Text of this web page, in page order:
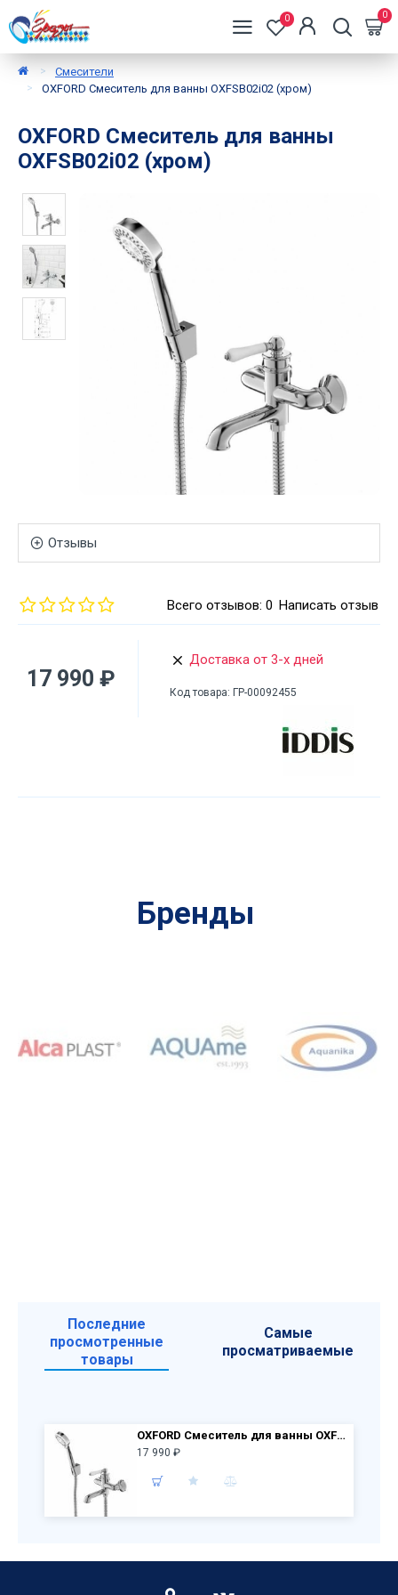
0 0
Смесители
OXFORD Смеситель для ванны OXFSB02i02 (хром)
OXFORD Смеситель для ванны
OXFSB02i02 (хром)
Отзывы
Всего отзывов: 0 Написать отзыв
17 990 ₽
Доставка от 3-х дней
Код товара: ГР-00092455
Бренды
Последние
просмотренные
товары
Самые
просматриваемые
OXFORD Смеситель для ванны OXFSB02i02 (хром)
17 990 ₽